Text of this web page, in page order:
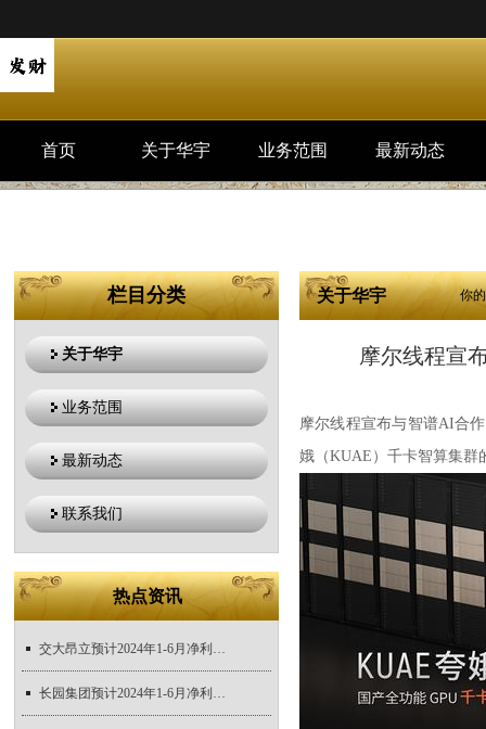
首页 关于华宇 业务范围 最新动态
栏目分类
关于华宇
业务范围
最新动态
联系我们
热点资讯
交大昂立预计2024年1-6月净利润盈利约300万元,同比上年增长2,367万元
长园集团预计2024年1-6月净利润亏损4,100万元至6,000万元
关于华宇 你
摩尔线程宣
摩尔线程宣布与智谱AI合
娥（KUAE）千卡智算集群